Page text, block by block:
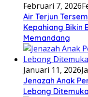
Februari 7, 2026
Air Terjun
Kepahiang Bikin
Memandang
Januari 11, 2026
Jenazah Anak
Lebong